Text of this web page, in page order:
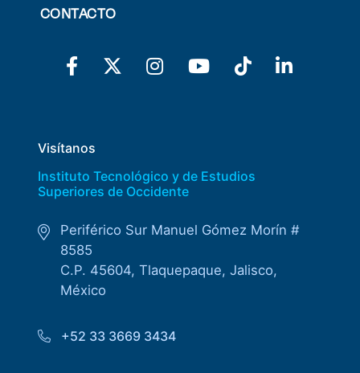
CONTACTO
Visítanos
Instituto Tecnológico y de Estudios
Superiores de Occidente
Periférico Sur Manuel Gómez Morín #
8585
C.P. 45604, Tlaquepaque, Jalisco,
México
+52 33 3669 3434